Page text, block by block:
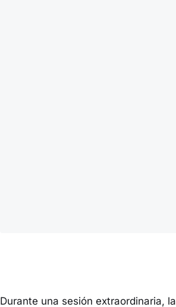
Durante una sesión extraordinaria, la